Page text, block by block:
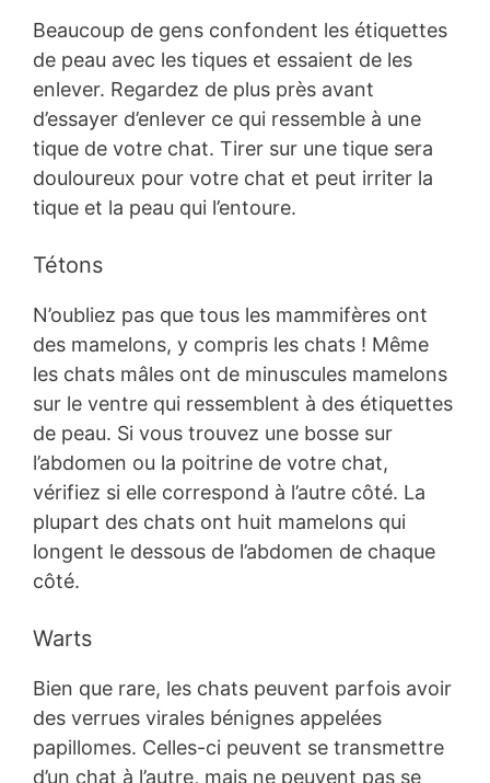
Beaucoup de gens confondent les étiquettes
de peau avec les tiques et essaient de les
enlever. Regardez de plus près avant
d’essayer d’enlever ce qui ressemble à une
tique de votre chat. Tirer sur une tique sera
douloureux pour votre chat et peut irriter la
tique et la peau qui l’entoure.
Tétons
N’oubliez pas que tous les mammifères ont
des mamelons, y compris les chats ! Même
les chats mâles ont de minuscules mamelons
sur le ventre qui ressemblent à des étiquettes
de peau. Si vous trouvez une bosse sur
l’abdomen ou la poitrine de votre chat,
vérifiez si elle correspond à l’autre côté. La
plupart des chats ont huit mamelons qui
longent le dessous de l’abdomen de chaque
côté.
Warts
Bien que rare, les chats peuvent parfois avoir
des verrues virales bénignes appelées
papillomes. Celles-ci peuvent se transmettre
d’un chat à l’autre, mais ne peuvent pas se